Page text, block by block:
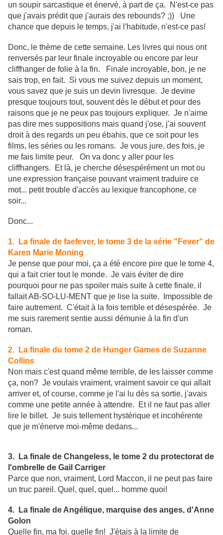
un soupir sarcastique et énervé, à part de ça. N'est-ce pas
que j'avais prédit que j'aurais des rebounds? ;)) Une
chance que depuis le temps, j'ai l'habitude, n'est-ce pas!
Donc, le thème de cette semaine. Les livres qui nous ont
renversés par leur finale incroyable ou encore par leur
cliffhanger de folie à la fin. Finale incroyable, bon, je ne
sais trop, en fait. Si vous me suivez depuis un moment,
vous savez que je suis un devin livresque. Je devine
presque toujours tout, souvent dès le début et pour des
raisons que je ne peux pas toujours expliquer. Je n'aime
pas dire mes suppositions mais quand j'ose, j'ai souvent
droit à des regards un peu ébahis, que ce soit pour les
films, les séries ou les romans. Je vous jure, des fois, je
me fais limite peur. On va donc y aller pour les
cliffhangers. Et là, je cherche désespérément un mot ou
une expression française pouvant vraiment traduire ce
mot... petit trouble d'accès au lexique francophone, ce
soir...
Donc...
1. La finale de faefever, le tome 3 de la série "Fever" de
Karen Marie Moning
Je pense que pour moi, ça a été encore pire que le tome 4,
qui a fait crier tout le monde. Je vais éviter de dire
pourquoi pour ne pas spoiler mais suite à cette finale, il
fallait AB-SO-LU-MENT que je lise la suite. Impossible de
faire autrement. C'était à la fois terrible et désespérée. Je
me suis rarement sentie aussi démunie à la fin d'un
roman.
2. La finale du tome 2 de Hunger Games de Suzanne
Collins
Non mais c'est quand même terrible, de les laisser comme
ça, non? Je voulais vraiment, vraiment savoir ce qui allait
arriver et, of course, comme je l'ai lu dès sa sortie, j'avais
comme une petite année à attendre. Et il ne faut pas aller
lire le billet. Je suis tellement hystérique et incohérente
que je m'énerve moi-même dedans...
3. La finale de Changeless, le tome 2 du protectorat de
l'ombrelle de Gail Carriger
Parce que non, vraiment, Lord Maccon, il ne peut pas faire
un truc pareil. Quel, quel, quel... homme quoi!
4. La finale de Angélique, marquise des anges, d'Anne
Golon
Quelle fin, ma foi, quelle fin! J'étais à la limite de